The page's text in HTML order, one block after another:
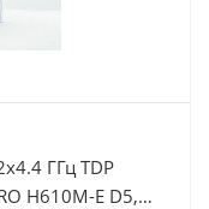
ГГц TDP
H610M-E D5,